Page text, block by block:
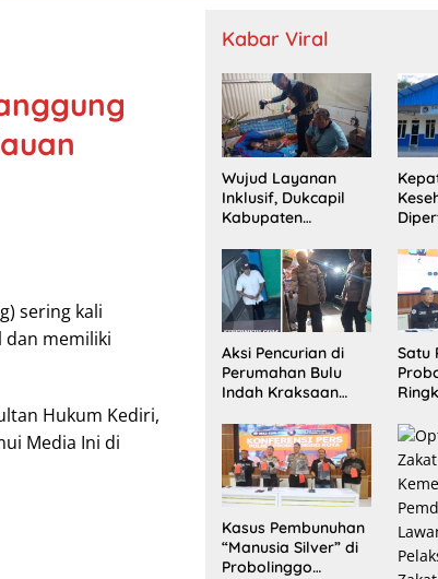
sering kali
dan memiliki
Hukum Kediri,
Media Ini di
Kabar Viral
Wujud Layanan
Inklusif, Dukcapil
Kabupaten
Jemput Bola
Perekaman e-KTP
Warga Disabilitas di
Dringu
Aksi Pencurian di
Perumahan Bulu
Indah Kraksaan
Satu
Sita
Kasus Pembunuhan
“Manusia Silver” di
Probolinggo